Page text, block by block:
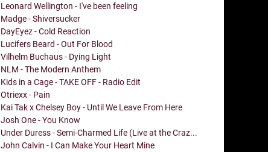
Leonard Wellington - I've been feeling
Madge - Shiversucker
DayEyez - Cold Reaction
Lucifers Beard - Out For Blood
Vilhelm Buchaus - Dying Light
NLM - The Modern Anthem
Kids in a Cage - TAKE OFF - Radio Edit
Otriexx - Pain
Kai Tak x Chelsey Boy - Until We Leave From Here
Josh One - You Know
Under Duress - Semi-Charmed Life (Live at the Craz...
John Calvin - I Can Make Your Heart Mine